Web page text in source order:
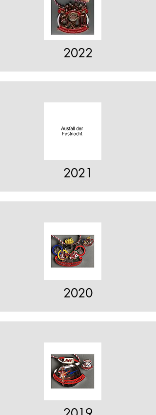
2022
2021
2020